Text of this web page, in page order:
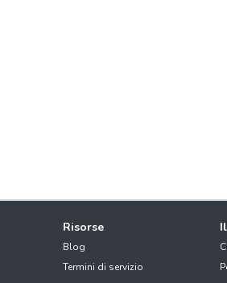
Risorse
Blog
Termini di servizio